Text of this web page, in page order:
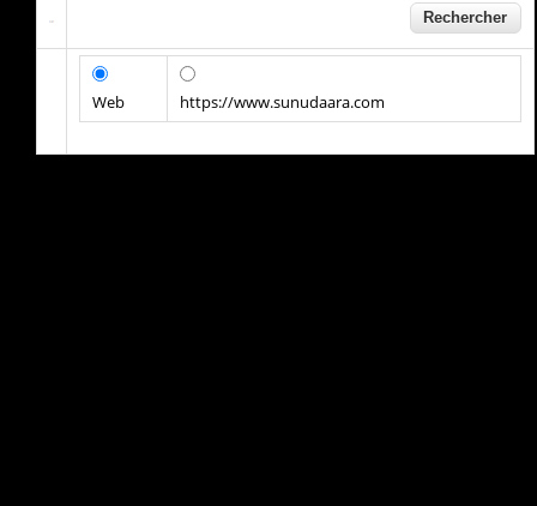
Web https://www.sunudaara.com